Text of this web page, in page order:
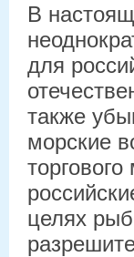
В
для
также
морские
целях